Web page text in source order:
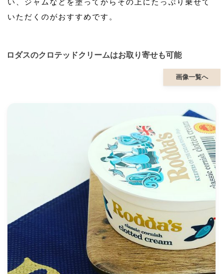
いただくのがおすすめです。
ロダスのクロテッドクリームはお取り寄せも可能
画像一覧へ